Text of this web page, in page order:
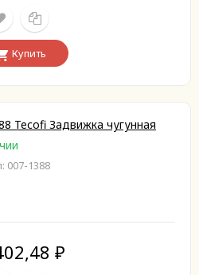
Купить
Tecofi Задвижка чугунная
007-1388
₽